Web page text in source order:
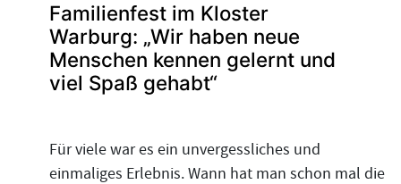
Familienfest im Kloster
Warburg: „Wir haben neue
Menschen kennen gelernt und
viel Spaß gehabt“
Für viele war es ein unvergessliches und
einmaliges Erlebnis. Wann hat man schon mal die